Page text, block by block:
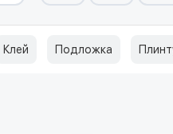
Клей Подложка